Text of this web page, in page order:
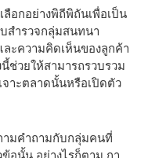
อกอย่างพิถีพิถันเพื่อเป็น
สํารวจกลุ่มสนทนา
ะความคิดเห็นของลูกค้า
ช่วยให้สามารถรวบรวม
าะตลาดนั้นหรือเปิดตัว
ามคําถามกับกลุ่มคนที่